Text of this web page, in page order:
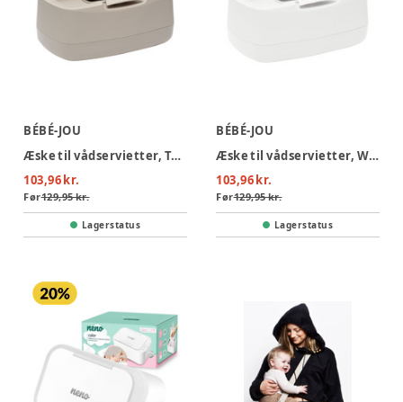
BÉBÉ-JOU
Æske til vådservietter, Taupe
103,96 kr.
Før129,95 kr.
Lagerstatus
BÉBÉ-JOU
Æske til vådservietter, White
103,96 kr.
Før129,95 kr.
Lagerstatus